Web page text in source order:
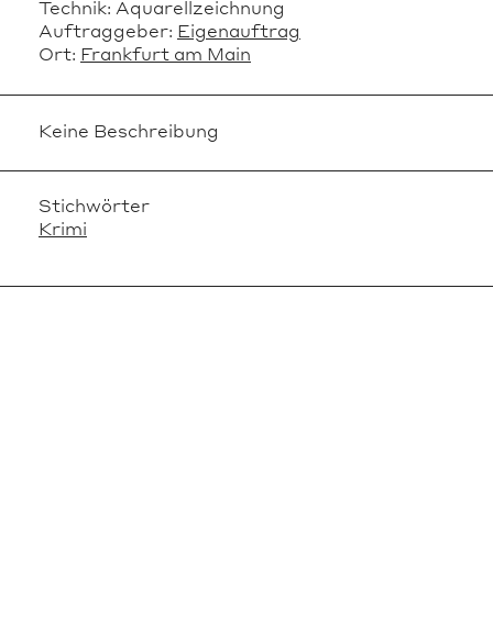
Technik: Aquarellzeichnung
Auftraggeber: Eigenauftrag
Ort: Frankfurt am Main
Keine Beschreibung
Stichwörter
Krimi